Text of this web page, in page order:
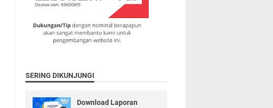
SERING DIKUNJUNGI
Download Laporan